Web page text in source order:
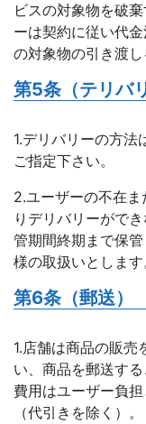
ビスの対象物を破
ーは契約に従い代
の対象物の引き渡し
第5条（テリバ
1.デリバリーの方
ご指定下さい。
2.ユーザーの不在
りデリバリーがで
管期間終期まで保
様の取扱いとします
第6条（郵送）
1.店舗は商品の販
い、商品を郵送す
費用はユーザー負
（代引きを除く）。